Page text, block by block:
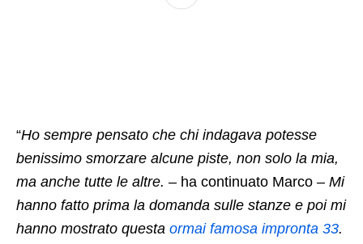
“Ho sempre pensato che chi indagava potesse
benissimo smorzare alcune piste, non solo la mia,
ma anche tutte le altre. – ha continuato Marco – Mi
hanno fatto prima la domanda sulle stanze e poi mi
hanno mostrato questa ormai famosa impronta 33.